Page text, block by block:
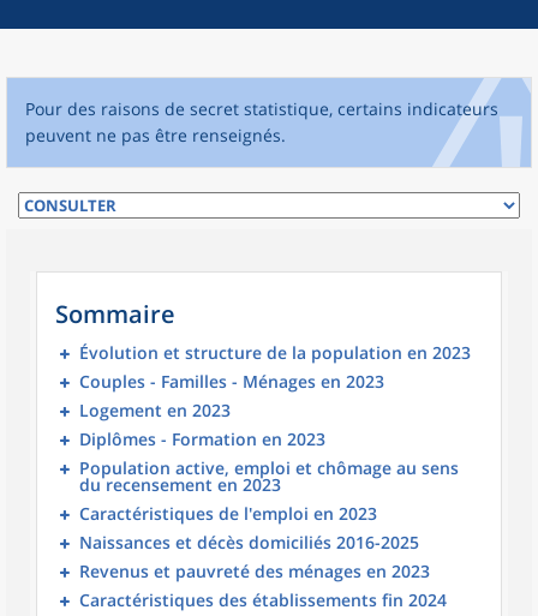
Pour des raisons de secret statistique, certains indicateurs
peuvent ne pas être renseignés.
Sommaire
Évolution et structure de la population en 2023
Couples - Familles - Ménages en 2023
Logement en 2023
Diplômes - Formation en 2023
Population active, emploi et chômage au sens
du recensement en 2023
Caractéristiques de l'emploi en 2023
Naissances et décès domiciliés 2016-2025
Revenus et pauvreté des ménages en 2023
Caractéristiques des établissements fin 2024